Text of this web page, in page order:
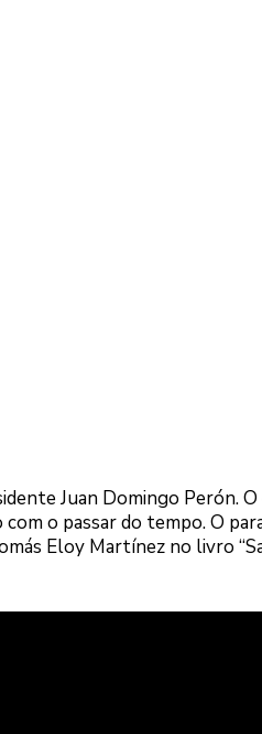
Juan Domingo Perón. O
o passar do tempo. O
Eloy Martínez no livro